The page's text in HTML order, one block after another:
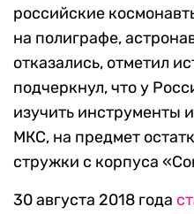
российские
на полиграфе,
отказались, отметил
подчеркнул, что у
изучить инструменты
МКС, на предмет
стружки с корпуса
30 августа 2018 года